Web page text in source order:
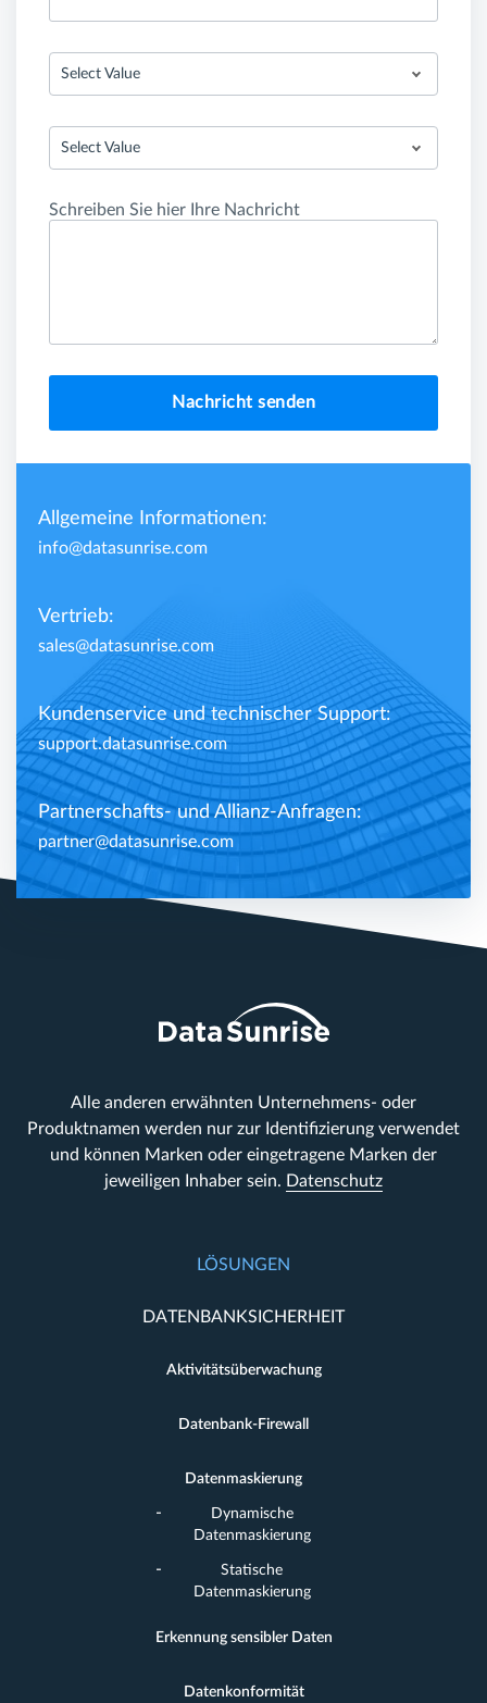
Select Value
Select Value
Schreiben Sie hier Ihre Nachricht
Nachricht senden
Allgemeine Informationen:
info@datasunrise.com
Vertrieb:
sales@datasunrise.com
Kundenservice und technischer Support:
support.datasunrise.com
Partnerschafts- und Allianz-Anfragen:
partner@datasunrise.com
Alle anderen erwähnten Unternehmens- oder
Produktnamen werden nur zur Identifizierung verwendet
und können Marken oder eingetragene Marken der
jeweiligen Inhaber sein. Datenschutz
LÖSUNGEN
DATENBANKSICHERHEIT
Aktivitätsüberwachung
Datenbank-Firewall
Datenmaskierung
Dynamische
Datenmaskierung
Statische
Datenmaskierung
Erkennung sensibler Daten
Datenkonformität